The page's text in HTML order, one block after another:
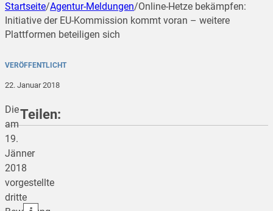
Startseite/Agentur-Meldungen/Online-Hetze bekämpfen:
Initiative der EU-Kommission kommt voran – weitere
Plattformen beteiligen sich
VERÖFFENTLICHT
22. Januar 2018
Die
am
19.
Jänner
2018
vorgestellte
dritte
Teilen:
teilen
teilen
teilen